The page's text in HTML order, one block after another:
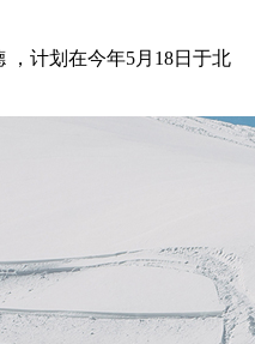
，计划在今年5月18日于北